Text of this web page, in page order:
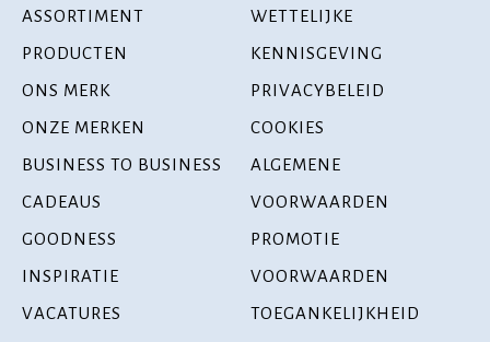
ASSORTIMENT
PRODUCTEN
ONS MERK
ONZE MERKEN
BUSINESS TO BUSINESS
CADEAUS
GOODNESS
INSPIRATIE
VACATURES
WETTELIJKE
KENNISGEVING
PRIVACYBELEID
COOKIES
ALGEMENE
VOORWAARDEN
PROMOTIE
VOORWAARDEN
TOEGANKELIJKHEID